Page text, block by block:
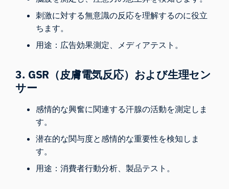
刺激に対する無意識の反応を理解するのに役立
ちます。
用途：広告効果測定、メディアテスト。
3. GSR（皮膚電気反応） および生理セン
サー
感情的な興奮に関連する汗腺の活動を測定しま
す。
潜在的な関与度と感情的な重要性を検知しま
す。
用途：消費者行動分析、製品テスト。